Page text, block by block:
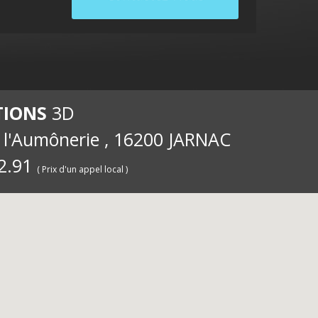
3D
, 16200 JARNAC
( Prix d'un appel local )